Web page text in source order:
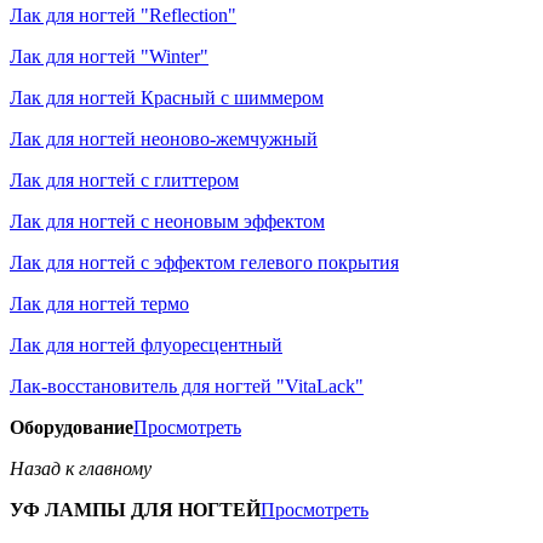
Лак для ногтей "Reflection"
Лак для ногтей "Winter"
Лак для ногтей Красный с шиммером
Лак для ногтей неоново-жемчужный
Лак для ногтей с глиттером
Лак для ногтей с неоновым эффектом
Лак для ногтей с эффектом гелевого покрытия
Лак для ногтей термо
Лак для ногтей флуоресцентный
Лак-восстановитель для ногтей "VitaLack"
ОборудованиеПросмотреть
Назад к главному
УФ ЛАМПЫ ДЛЯ НОГТЕЙПросмотреть